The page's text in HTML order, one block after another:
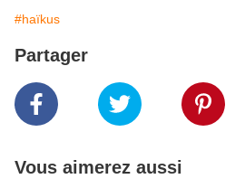
#haïkus
Partager
Vous aimerez aussi